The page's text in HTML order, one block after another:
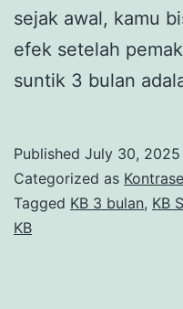
sejak awal, kamu
efek setelah
suntik 3 bulan
Published July 30, 2025
Categorized as
Tagged KB 3 bulan, KB
KB